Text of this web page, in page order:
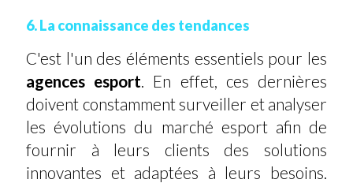
6. La connaissance des tendances
C'est l'un des éléments essentiels pour les
agences esport . En effet, ces dernières
doivent constamment surveiller et analyser
les évolutions du marché esport afin de
fournir à leurs clients des solutions
innovantes et adaptées à leurs besoins.